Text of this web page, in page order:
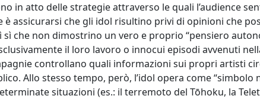
in atto delle strategie attraverso le quali l’audience
è assicurarsi che gli idol risultino privi di opinioni che
che non dimostrino un vero e proprio “pensiero
il loro lavoro o innocui episodi avvenuti
controllano quali informazioni sui propri artisti
Allo stesso tempo, però, l’idol opera come “simbolo
situazioni (es.: il terremoto del Tōhoku, la